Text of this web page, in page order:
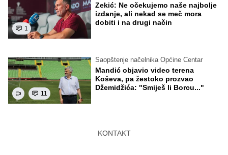
1
Zekić: Ne očekujemo naše najbolje
izdanje, ali nekad se meč mora
dobiti i na drugi način
11
Saopštenje načelnika Općine Centar
Mandić objavio video terena
Koševa, pa žestoko prozvao
Džemidžića: "Smiješ li Borcu..."
KONTAKT